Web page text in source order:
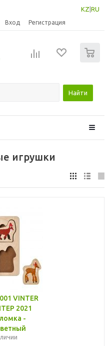
KZ RU
Вход Регистрация
Найти
игрушки
VINTER
2021
-